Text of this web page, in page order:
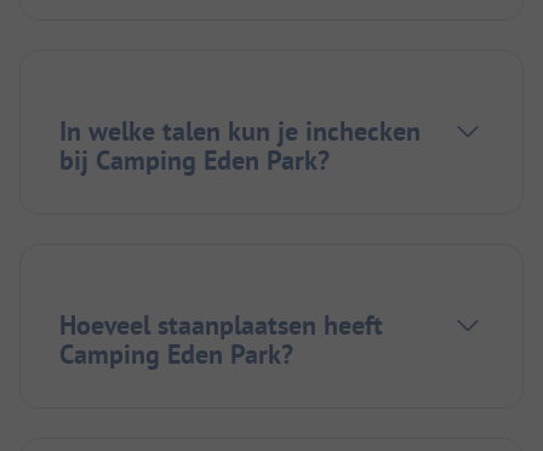
In welke talen kun je inchecken
bij Camping Eden Park?
Hoeveel staanplaatsen heeft
Camping Eden Park?